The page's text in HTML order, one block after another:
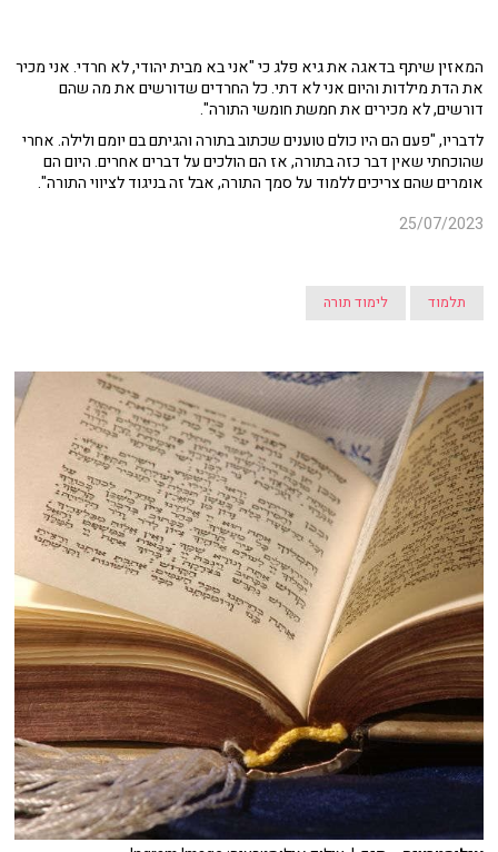
המאזין שיתף בדאגה את גיא פלג כי "אני בא מבית יהודי, לא חרדי. אני מכיר
את הדת מילדות והיום אני לא דתי. כל החרדים שדורשים את מה שהם
דורשים, לא מכירים את חמשת חומשי התורה".
לדבריו, "פעם הם היו כולם טוענים שכתוב בתורה והגיתם בם יומם ולילה. אחרי
שהוכחתי שאין דבר כזה בתורה, אז הם הולכים על דברים אחרים. היום הם
אומרים שהם צריכים ללמוד על סמך התורה, אבל זה בניגוד לציווי התורה".
25/07/2023
תלמוד לימוד תורה